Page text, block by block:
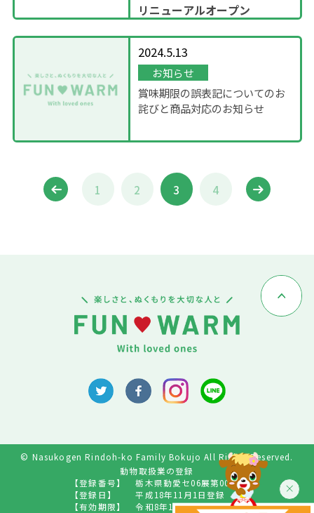
リニューアルオープン
2024.5.13
お知らせ
賞味期限の誤表記についてのお
詫びと商品対応のお知らせ
1 2 3 4
© Nasukogen Rindoh-ko Family Bokujo All Rights Reserved.
動物取扱業の登録
【登録番号】
栃木県動愛セ06展第009号
【登録日】
平成18年11月1日登録
【有効期限】
令和8年10月31日